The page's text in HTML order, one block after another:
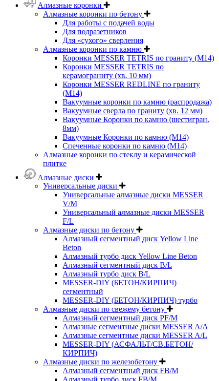
Алмазные коронки
Алмазные коронки по бетону
Для работы с подачей воды
Для подразетников
Для «сухого» сверления
Алмазные коронки по камню
Коронки MESSER TETRIS по граниту (М14)
Коронки MESSER TETRIS по
керамограниту (хв. 10 мм)
Коронки MESSER REDLINE по граниту
(М14)
Вакуумные коронки по камню (распродажа)
Вакуумные сверла по граниту (хв. 12 мм)
Вакуумные Коронки по камню (шестигран.
8мм)
Вакуумные Коронки по камню (M14)
Спеченные коронки по камню (M14)
Алмазные коронки по стеклу и керамической
плитке
Алмазные диски
Универсальные диски
Универсальные алмазные диски MESSER
V/M
Универсальный алмазные диски MESSER
F/L
Алмазные диски по бетону
Алмазный сегментный диск Yellow Line
Beton
Алмазный турбо диск Yellow Line Beton
Алмазный сегментный диск B/L
Алмазный турбо диск B/L
MESSER-DIY (БЕТОН/КИРПИЧ)
сегментный
MESSER-DIY (БЕТОН/КИРПИЧ) турбо
Алмазные диски по свежему бетону
Алмазный сегментный диск PF/M
Алмазные сегментные диски MESSER A/A
Алмазные сегментные диски MESSER A/L
MESSER-DIY (АСФАЛЬТ/СВ.БЕТОН/
КИРПИЧ)
Алмазные диски по железобетону
Алмазный сегментный диск FB/M